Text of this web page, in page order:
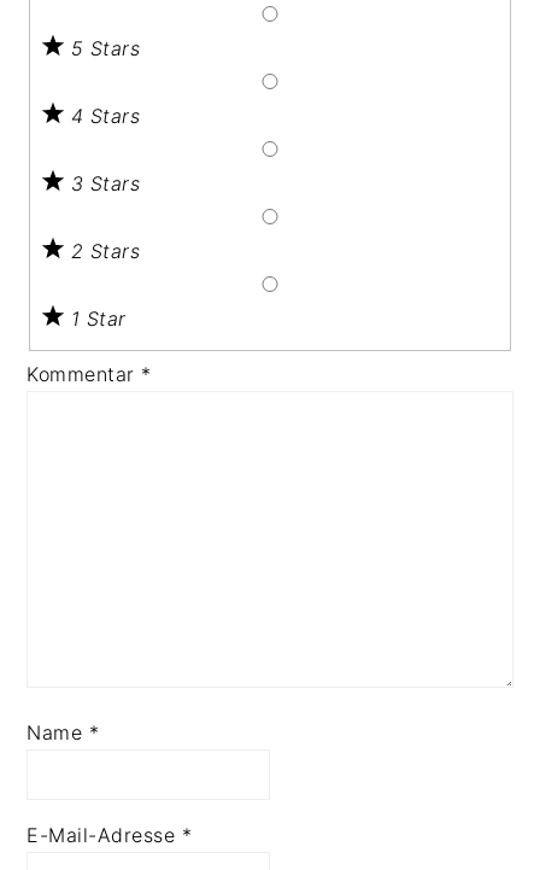
5 Stars
4 Stars
3 Stars
2 Stars
1 Star
Kommentar *
Name *
E-Mail-Adresse *